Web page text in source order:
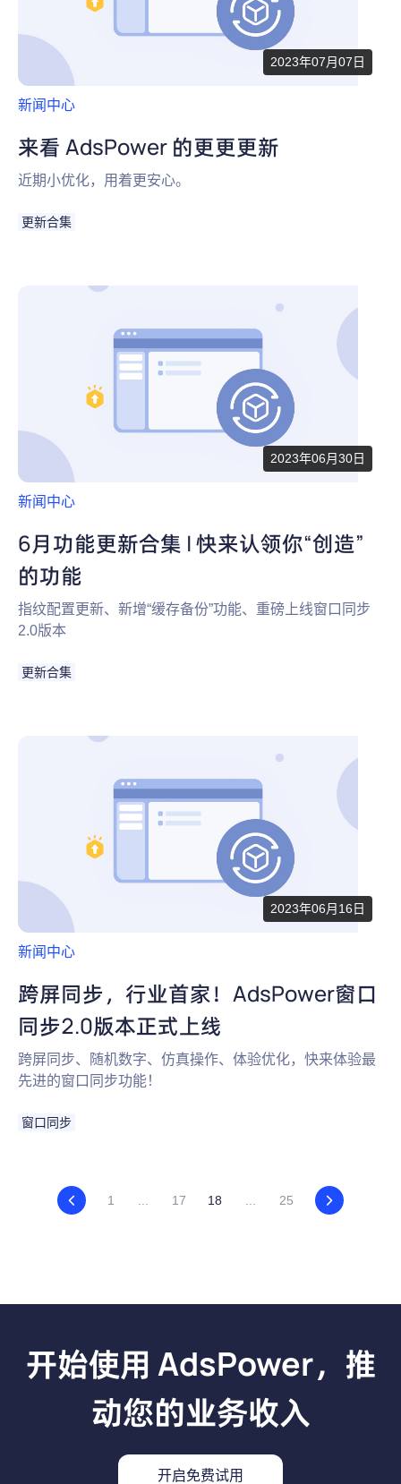
2023年07月07日
新闻中心
来看 AdsPower 的更更更新
近期小优化，用着更安心。
更新合集
2023年06月30日
新闻中心
6月功能更新合集 | 快来认领你“创造”
的功能
指纹配置更新、新增“缓存备份”功能、重磅上线窗口同步
2.0版本
更新合集
2023年06月16日
新闻中心
跨屏同步，行业首家！AdsPower窗口
同步2.0版本正式上线
跨屏同步、随机数字、仿真操作、体验优化，快来体验最
先进的窗口同步功能！
窗口同步
1 17 18 25
开始使用 AdsPower，推
动您的业务收入
开启免费试用